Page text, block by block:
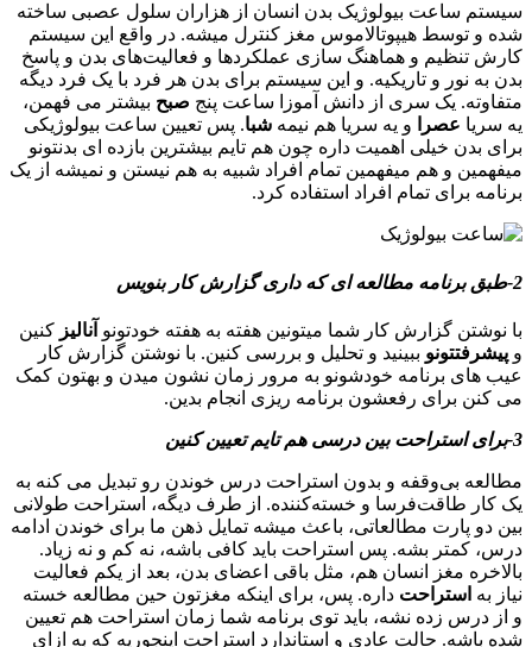
سیستم ساعت بیولوژیک بدن انسان از هزاران سلول عصبی ساخته
شده و توسط هیپوتالاموس مغز کنترل میشه. در واقع این سیستم
کارش تنظیم و هماهنگ سازی عملکردها و فعالیت‌های بدن و پاسخ
بدن به نور و تاریکیه. و این سیستم برای بدن هر فرد با یک فرد دیگه
متفاوته. یک سری از دانش آموزا ساعت پنج صبح بیشتر می فهمن،
یه سریا عصرا و یه سریا هم نیمه شبا. پس تعیین ساعت بیولوژیکی
برای بدن خیلی اهمیت داره چون هم تایم بیشترین بازده ای بدنتونو
میفهمین و هم میفهمین تمام افراد شبیه به هم نیستن و نمیشه از یک
برنامه برای تمام افراد استفاده کرد.
2-طبق برنامه مطالعه ای که داری گزارش کار بنویس
با نوشتن گزارش کار شما میتونین هفته به هفته خودتونو آنالیز کنین
و پیشرفتتونو ببینید و تحلیل و بررسی کنین. با نوشتن گزارش کار
عیب های برنامه خودشونو به مرور زمان نشون میدن و بهتون کمک
می کنن برای رفعشون برنامه ریزی انجام بدین.
3-برای استراحت بین درسی هم تایم تعیین کنین
مطالعه بی‌وقفه و بدون استراحت درس خوندن رو تبدیل می کنه به
یک کار طاقت‌فرسا و خسته‌کننده. از طرف دیگه، استراحت طولانی
بین دو پارت مطالعاتی، باعث میشه تمایل ذهن ما برای خوندن ادامه
درس، کمتر بشه. پس استراحت باید کافی باشه، نه کم و نه زیاد.
بالاخره مغز انسان هم، مثل باقی اعضای بدن، بعد از یکم فعالیت
نیاز به استراحت داره. پس، برای اینکه مغزتون حین مطالعه خسته
و از درس زده نشه، باید توی برنامه شما زمان استراحت هم تعیین
شده باشه. حالت عادی و استاندارد استراحت اینجوریه که به ازای